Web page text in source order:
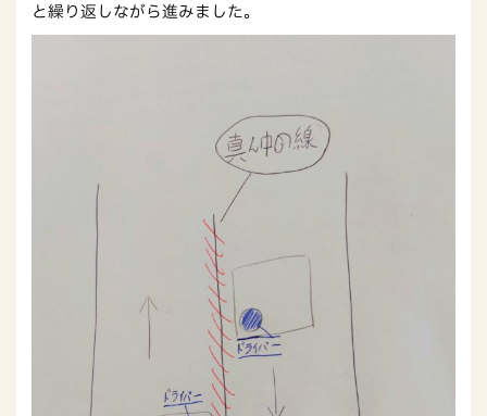
と繰り返しながら進みました。